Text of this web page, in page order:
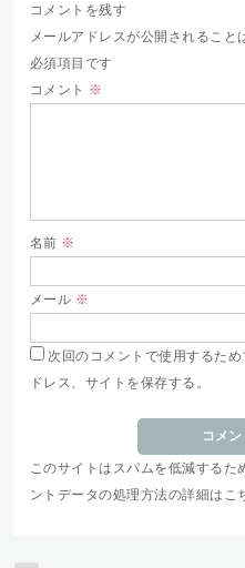
コメントを残す
メールアドレスが公開されること
必須項目です
コメント ※
名前 ※
メール ※
次回のコメントで使用するた
ドレス、サイトを保存する。
このサイトはスパムを低減するた
ントデータの処理方法の詳細はこ